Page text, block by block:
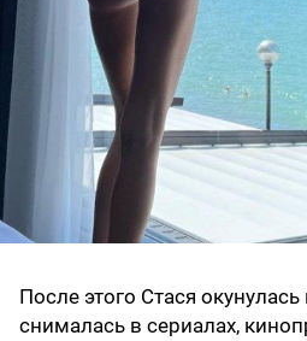
После этого Стася
снималась в сериалах,